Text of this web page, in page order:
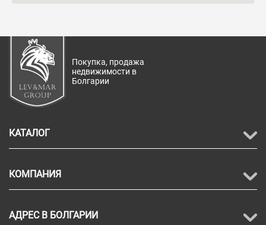
Покупка, продажа
недвижимости в
Болгарии
КАТАЛОГ
КОМПАНИЯ
АДРЕС В БОЛГАРИИ